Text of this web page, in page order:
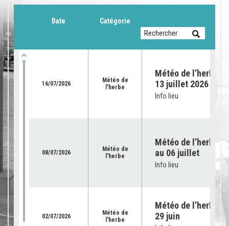
Date Catégorie
16/07/2026
Météo de
l'herbe
Météo de l’herbe
13 juillet 2026
Info lieu
08/07/2026
Météo de
l'herbe
Météo de l’herbe –
au 06 juillet
Info lieu
02/07/2026
Météo de
l'herbe
Météo de l’herbe –
29 juin